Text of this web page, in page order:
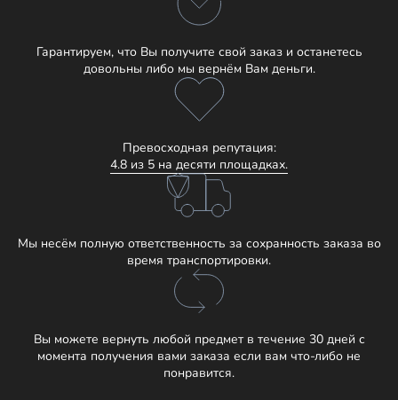
Гарантируем, что Вы получите свой заказ и останетесь
довольны либо мы вернём Вам деньги.
Превосходная репутация:
4.8 из 5 на десяти площадках.
Мы несём полную ответственность за сохранность заказа во
время транспортировки.
Вы можете вернуть любой предмет в течение 30 дней с
момента получения вами заказа если вам что-либо не
понравится.